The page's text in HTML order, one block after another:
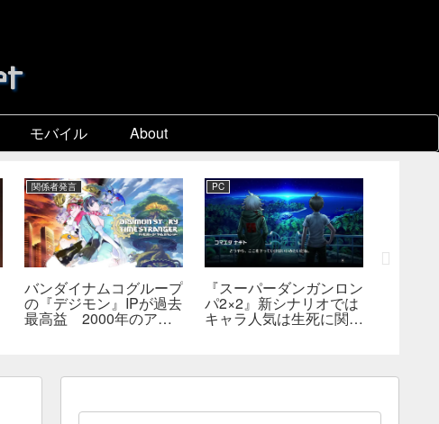
モバイル About
関係者発言
バンダイナムコグループ
の『デジモン』IPが過去
最高益 2000年のアニ
PC
『スーパーダンガンロン
パ2×2』新シナリオでは
キャラ人気は生死に関係